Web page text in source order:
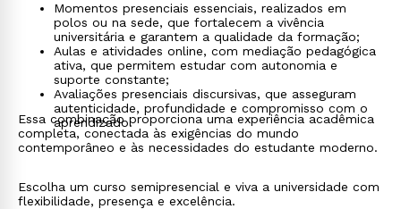
Momentos presenciais essenciais, realizados em
polos ou na sede, que fortalecem a vivência
universitária e garantem a qualidade da formação;
Aulas e atividades online, com mediação pedagógica
ativa, que permitem estudar com autonomia e
suporte constante;
Avaliações presenciais discursivas, que asseguram
autenticidade, profundidade e compromisso com o
aprendizado.
Essa combinação proporciona uma experiência acadêmica
completa, conectada às exigências do mundo
contemporâneo e às necessidades do estudante moderno.
Escolha um curso semipresencial e viva a universidade com
flexibilidade, presença e excelência.